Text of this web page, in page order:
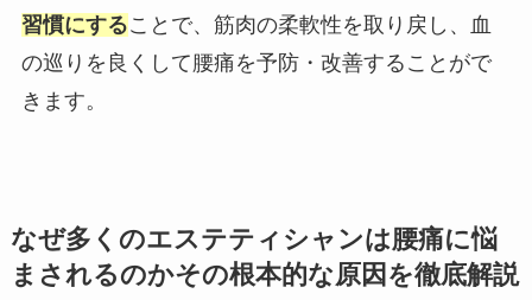
習慣にすることで、筋肉の柔軟性を取り戻し、血
の巡りを良くして腰痛を予防・改善することがで
きます。
なぜ多くのエステティシャンは腰痛に悩
まされるのかその根本的な原因を徹底解説